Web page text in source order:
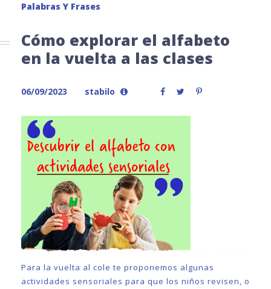
Palabras Y Frases
Cómo explorar el alfabeto
en la vuelta a las clases
06/09/2023 stabilo
Para la vuelta al cole te proponemos algunas
actividades sensoriales para que los niños revisen, o